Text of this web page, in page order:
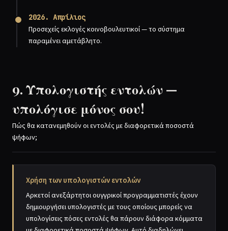
2026. Απρίλιος
Προσεχείς εκλογές κοινοβουλευτικοί — το σύστημα
παραμένει αμετάβλητο.
9. Υπολογιστής εντολών —
υπολόγισε μόνος σου!
Πώς θα κατανεμηθούν οι εντολές με διαφορετικά ποσοστά
ψήφων;
Χρήση των υπολογιστών εντολών
Αρκετοί ανεξάρτητοι ουγγρικοί προγραμματιστές έχουν
δημιουργήσει υπολογιστές με τους οποίους μπορείς να
υπολογίσεις πόσες εντολές θα πάρουν διάφορα κόμματα